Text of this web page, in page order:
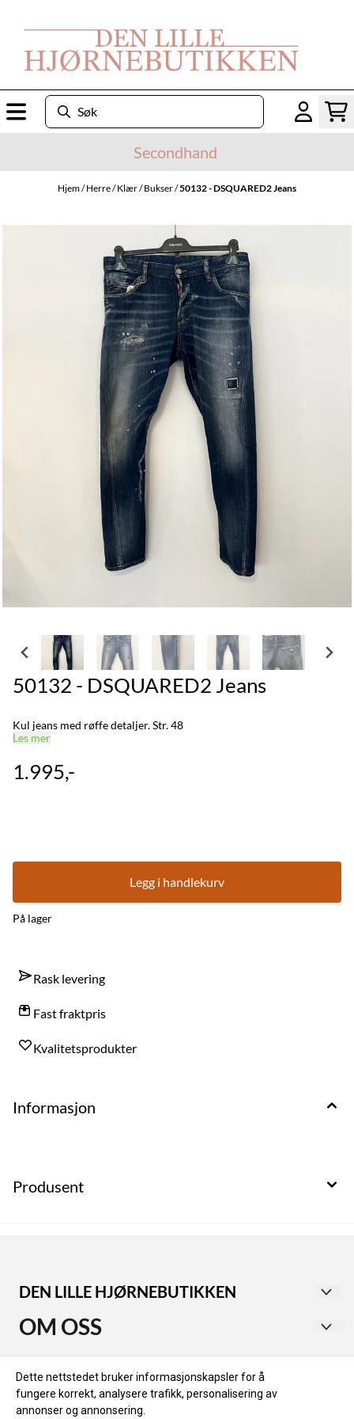
Secondhand
Hjem/Herre/Klær/Bukser/50132 - DSQUARED2 Jeans
50132 - DSQUARED2 Jeans
Kul jeans med røffe detaljer. Str. 48
Les mer
1.995,-
Legg i handlekurv
På lager
Rask levering
Fast fraktpris
Kvalitetsprodukter
Informasjon
Produsent
DEN LILLE HJØRNEBUTIKKEN
med avdelinger for både dame- og herreklær.
merker. I herreavdelingen finner du stilige plagg fra
kjendisstylist Jan Thomas, inkludert Dolce & Gabbana,
Gucci og Balmain.
OM OSS
KVALA EIENDOM AS
5525 HAUGESUND
Vilkår og betingelser
Hjem
Dette nettstedet bruker informasjonskapsler for å
fungere korrekt, analysere trafikk, personalisering av
annonser og annonsering.